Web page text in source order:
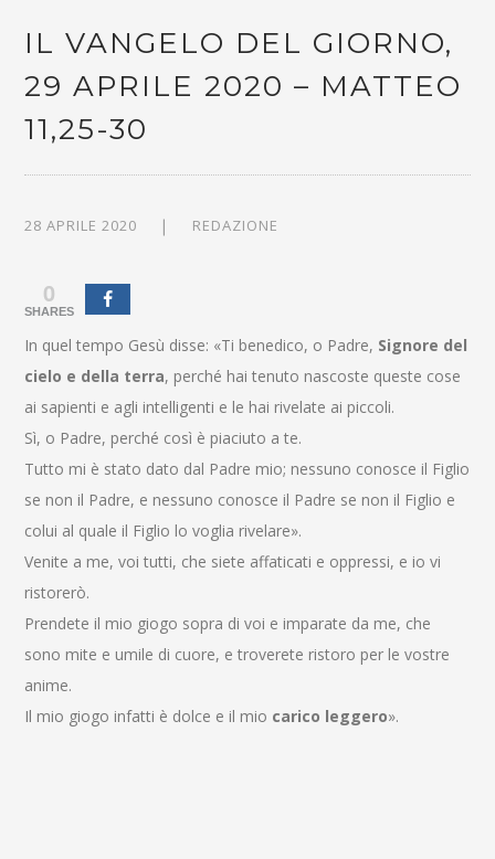
IL VANGELO DEL GIORNO,
29 APRILE 2020 – MATTEO
11,25-30
28 APRILE 2020 REDAZIONE
0
SHARES
In quel tempo Gesù disse: «Ti benedico, o Padre, Signore del
cielo e della terra, perché hai tenuto nascoste queste cose
ai sapienti e agli intelligenti e le hai rivelate ai piccoli.
Sì, o Padre, perché così è piaciuto a te.
Tutto mi è stato dato dal Padre mio; nessuno conosce il Figlio
se non il Padre, e nessuno conosce il Padre se non il Figlio e
colui al quale il Figlio lo voglia rivelare».
Venite a me, voi tutti, che siete affaticati e oppressi, e io vi
ristorerò.
Prendete il mio giogo sopra di voi e imparate da me, che
sono mite e umile di cuore, e troverete ristoro per le vostre
anime.
Il mio giogo infatti è dolce e il mio carico leggero».